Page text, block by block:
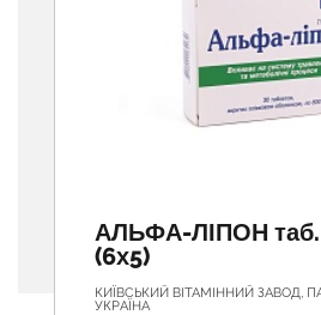
АЛЬФА-ЛІПОН таб.
(6х5)
КИЇВСЬКИЙ ВІТАМІННИЙ ЗАВОД,
УКРАЇНА